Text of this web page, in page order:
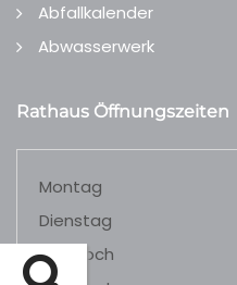
Abfallkalender
Abwasserwerk
Rathaus Öffnungszeiten
Montag
Dienstag
Mittwoch